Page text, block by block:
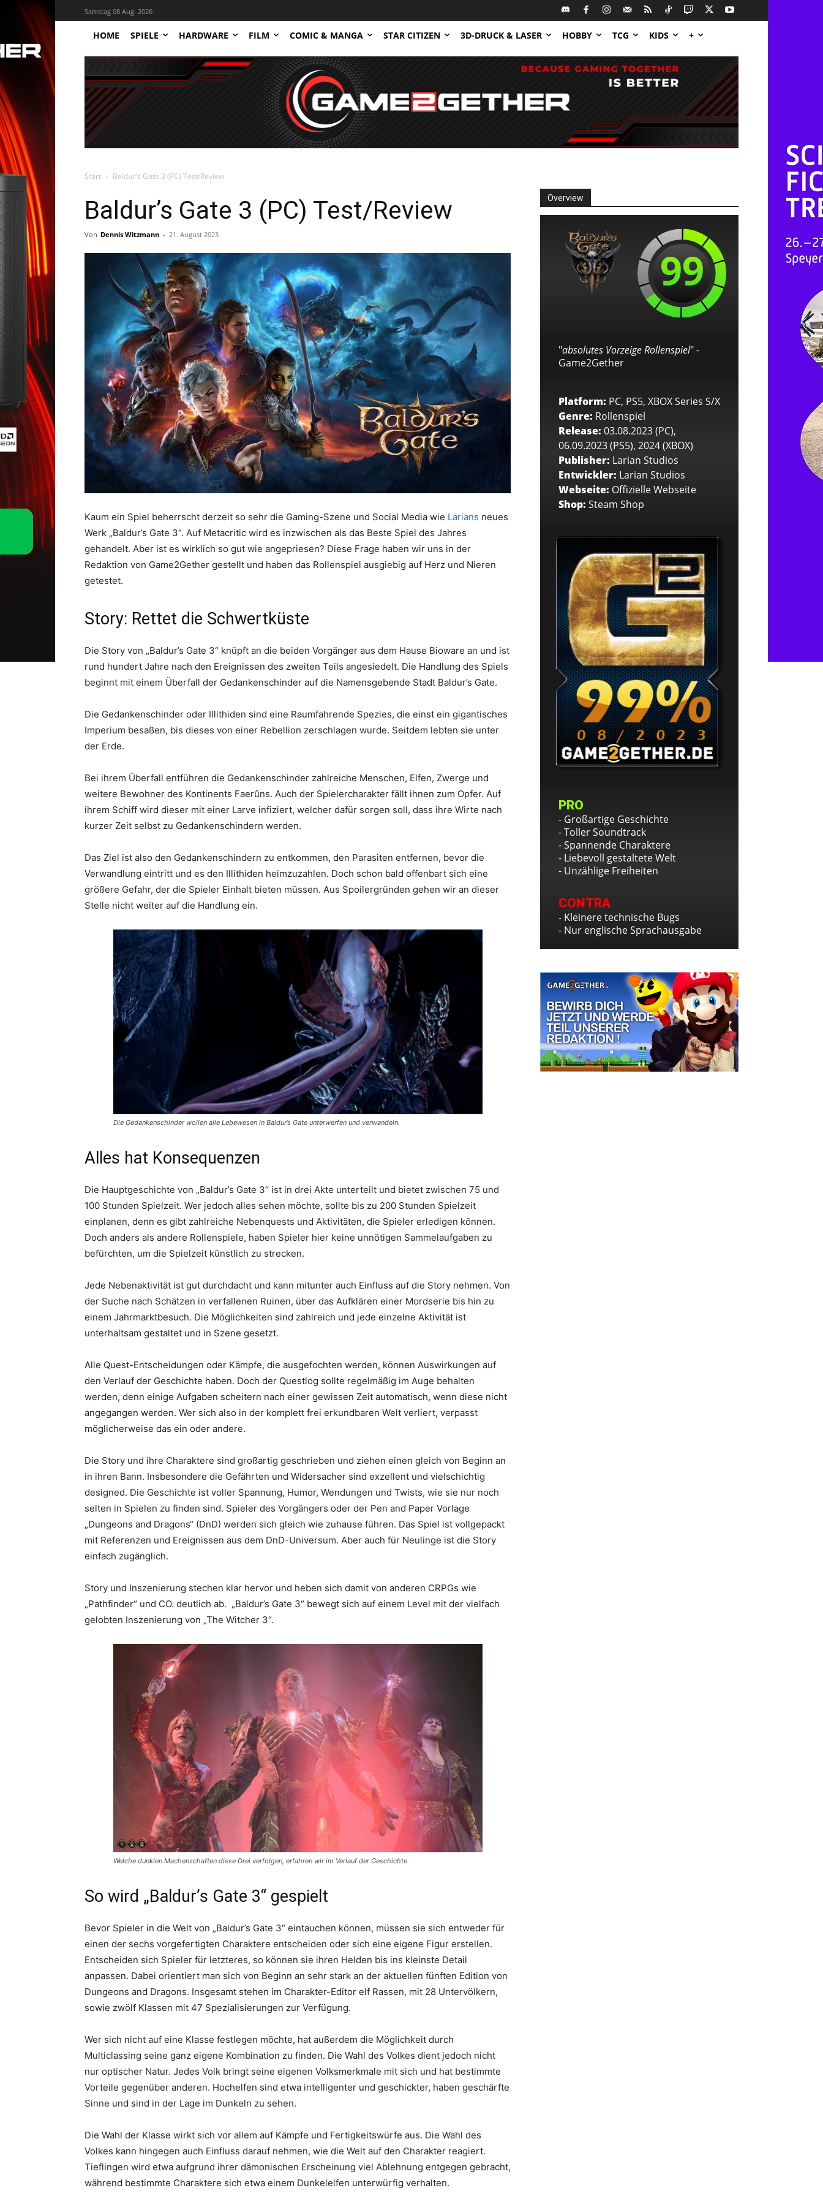
Samstag 08 Aug. 2026
HOME SPIELE HARDWARE FILM COMIC & MANGA STAR CITIZEN 3D-DRUCK & LASER HOBBY TCG KIDS +
Start Baldur's Gate 3 (PC) Test/Review
Baldur’s Gate 3 (PC) Test/Review
Von Dennis Witzmann - 21. August 2023
Kaum ein Spiel beherrscht derzeit so sehr die Gaming-Szene und Social Media wie Larians neues
Werk „Baldur’s Gate 3“. Auf Metacritic wird es inzwischen als das Beste Spiel des Jahres
gehandelt. Aber ist es wirklich so gut wie angepriesen? Diese Frage haben wir uns in der
Redaktion von Game2Gether gestellt und haben das Rollenspiel ausgiebig auf Herz und Nieren
getestet.
Story: Rettet die Schwertküste
Die Story von „Baldur’s Gate 3“ knüpft an die beiden Vorgänger aus dem Hause Bioware an und ist
rund hundert Jahre nach den Ereignissen des zweiten Teils angesiedelt. Die Handlung des Spiels
beginnt mit einem Überfall der Gedankenschinder auf die Namensgebende Stadt Baldur’s Gate.
Die Gedankenschinder oder Illithiden sind eine Raumfahrende Spezies, die einst ein gigantisches
Imperium besaßen, bis dieses von einer Rebellion zerschlagen wurde. Seitdem lebten sie unter
der Erde.
Bei ihrem Überfall entführen die Gedankenschinder zahlreiche Menschen, Elfen, Zwerge und
weitere Bewohner des Kontinents Faerûns. Auch der Spielercharakter fällt ihnen zum Opfer. Auf
ihrem Schiff wird dieser mit einer Larve infiziert, welcher dafür sorgen soll, dass ihre Wirte nach
kurzer Zeit selbst zu Gedankenschindern werden.
Das Ziel ist also den Gedankenschindern zu entkommen, den Parasiten entfernen, bevor die
Verwandlung eintritt und es den Illithiden heimzuzahlen. Doch schon bald offenbart sich eine
größere Gefahr, der die Spieler Einhalt bieten müssen. Aus Spoilergründen gehen wir an dieser
Stelle nicht weiter auf die Handlung ein.
Die Gedankenschinder wollen alle Lebewesen in Baldur’s Gate unterwerfen und verwandeln.
Alles hat Konsequenzen
Die Hauptgeschichte von „Baldur’s Gate 3“ ist in drei Akte unterteilt und bietet zwischen 75 und
100 Stunden Spielzeit. Wer jedoch alles sehen möchte, sollte bis zu 200 Stunden Spielzeit
einplanen, denn es gibt zahlreiche Nebenquests und Aktivitäten, die Spieler erledigen können.
Doch anders als andere Rollenspiele, haben Spieler hier keine unnötigen Sammelaufgaben zu
befürchten, um die Spielzeit künstlich zu strecken.
Jede Nebenaktivität ist gut durchdacht und kann mitunter auch Einfluss auf die Story nehmen. Von
der Suche nach Schätzen in verfallenen Ruinen, über das Aufklären einer Mordserie bis hin zu
einem Jahrmarktbesuch. Die Möglichkeiten sind zahlreich und jede einzelne Aktivität ist
unterhaltsam gestaltet und in Szene gesetzt.
Alle Quest-Entscheidungen oder Kämpfe, die ausgefochten werden, können Auswirkungen auf
den Verlauf der Geschichte haben. Doch der Questlog sollte regelmäßig im Auge behalten
werden, denn einige Aufgaben scheitern nach einer gewissen Zeit automatisch, wenn diese nicht
angegangen werden. Wer sich also in der komplett frei erkundbaren Welt verliert, verpasst
möglicherweise das ein oder andere.
Die Story und ihre Charaktere sind großartig geschrieben und ziehen einen gleich von Beginn an
in ihren Bann. Insbesondere die Gefährten und Widersacher sind exzellent und vielschichtig
designed. Die Geschichte ist voller Spannung, Humor, Wendungen und Twists, wie sie nur noch
selten in Spielen zu finden sind. Spieler des Vorgängers oder der Pen and Paper Vorlage
„Dungeons and Dragons“ (DnD) werden sich gleich wie zuhause führen. Das Spiel ist vollgepackt
mit Referenzen und Ereignissen aus dem DnD-Universum. Aber auch für Neulinge ist die Story
einfach zugänglich.
Story und Inszenierung stechen klar hervor und heben sich damit von anderen CRPGs wie
„Pathfinder“ und CO. deutlich ab. „Baldur’s Gate 3“ bewegt sich auf einem Level mit der vielfach
gelobten Inszenierung von „The Witcher 3“.
Welche dunklen Machenschaften diese Drei verfolgen, erfahren wir im Verlauf der Geschichte.
So wird „Baldur’s Gate 3“ gespielt
Bevor Spieler in die Welt von „Baldur’s Gate 3“ eintauchen können, müssen sie sich entweder für
einen der sechs vorgefertigten Charaktere entscheiden oder sich eine eigene Figur erstellen.
Entscheiden sich Spieler für letzteres, so können sie ihren Helden bis ins kleinste Detail
anpassen. Dabei orientiert man sich von Beginn an sehr stark an der aktuellen fünften Edition von
Dungeons and Dragons. Insgesamt stehen im Charakter-Editor elf Rassen, mit 28 Untervölkern,
sowie zwölf Klassen mit 47 Spezialisierungen zur Verfügung.
Wer sich nicht auf eine Klasse festlegen möchte, hat außerdem die Möglichkeit durch
Multiclassing seine ganz eigene Kombination zu finden. Die Wahl des Volkes dient jedoch nicht
nur optischer Natur. Jedes Volk bringt seine eigenen Volksmerkmale mit sich und hat bestimmte
Vorteile gegenüber anderen. Hochelfen sind etwa intelligenter und geschickter, haben geschärfte
Sinne und sind in der Lage im Dunkeln zu sehen.
Die Wahl der Klasse wirkt sich vor allem auf Kämpfe und Fertigkeitswürfe aus. Die Wahl des
Volkes kann hingegen auch Einfluss darauf nehmen, wie die Welt auf den Charakter reagiert.
Tieflingen wird etwa aufgrund ihrer dämonischen Erscheinung viel Ablehnung entgegen gebracht,
während bestimmte Charaktere sich etwa einem Dunkelelfen unterwürfig verhalten.
Overview
99
"absolutes Vorzeige Rollenspiel" -
Game2Gether
Platform: PC, PS5, XBOX Series S/X
Genre: Rollenspiel
Release: 03.08.2023 (PC),
06.09.2023 (PS5), 2024 (XBOX)
Publisher: Larian Studios
Entwickler: Larian Studios
Webseite: Offizielle Webseite
Shop: Steam Shop
PRO
- Großartige Geschichte
- Toller Soundtrack
- Spannende Charaktere
- Liebevoll gestaltete Welt
- Unzählige Freiheiten
CONTRA
- Kleinere technische Bugs
- Nur englische Sprachausgabe